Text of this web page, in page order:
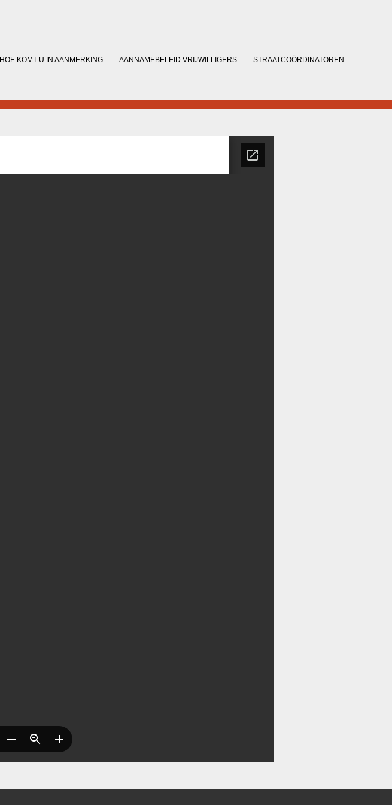
HOE KOMT U IN AANMERKING AANNAMEBELEID VRIJWILLIGERS STRAATCOÖRDINATOREN